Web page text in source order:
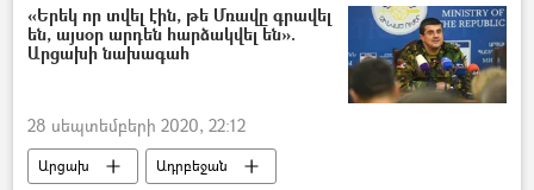
«Երեկ որ տվել էին, թե Մռավը գրավել
են, այսօր արդեն հարձակվել են».
Արցախի նախագահ
28 սեպտեմբերի 2020, 22:12
Արցախ
Ադրբեջան